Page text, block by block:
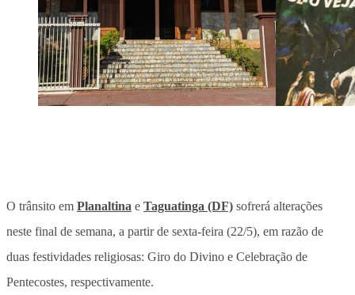
O trânsito em Planaltina e Taguatinga (DF) sofrerá alterações
neste final de semana, a partir de sexta-feira (22/5), em razão de
duas festividades religiosas: Giro do Divino e Celebração de
Pentecostes, respectivamente.